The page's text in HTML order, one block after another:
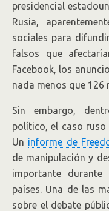
presidencial
Rusia,
sociales para
falsos que
Facebook, los
nada menos que 126
Sin embargo,
político, el caso
Un informe de
de manipulación y
importante
países. Una de las
sobre el debate